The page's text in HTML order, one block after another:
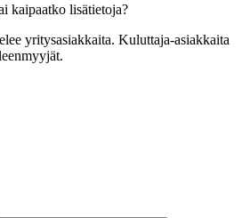
kaipaatko lisätietoja?
yritysasiakkaita. Kuluttaja-asiakkaita